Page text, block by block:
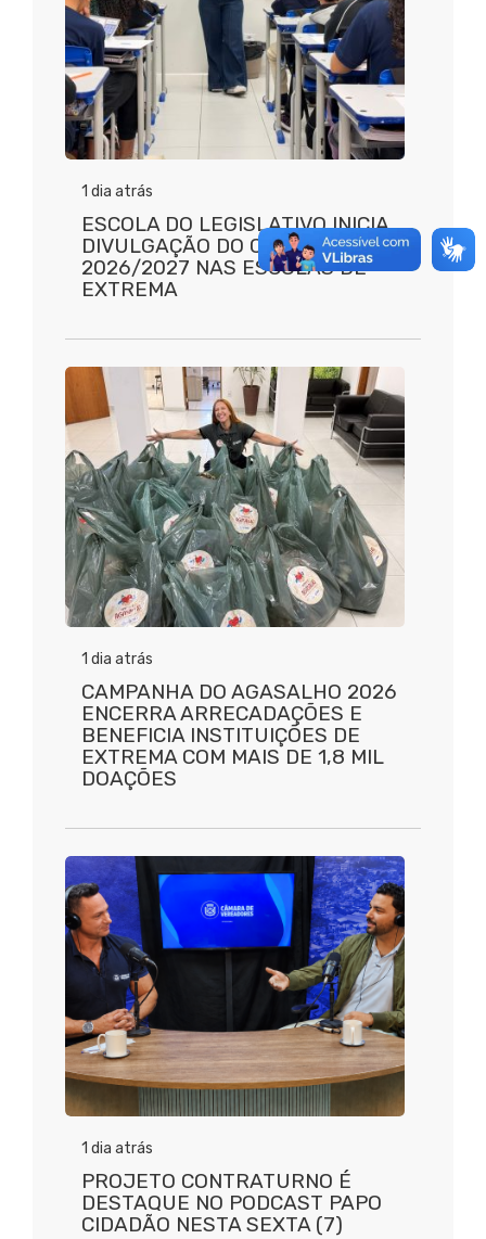
1 dia atrás
ESCOLA DO LEGISLATIVO INICIA
DIVULGAÇÃO DO CÂMARA MIRIM
2026/2027 NAS ESCOLAS DE
EXTREMA
1 dia atrás
CAMPANHA DO AGASALHO 2026
ENCERRA ARRECADAÇÕES E
BENEFICIA INSTITUIÇÕES DE
EXTREMA COM MAIS DE 1,8 MIL
DOAÇÕES
1 dia atrás
PROJETO CONTRATURNO É
DESTAQUE NO PODCAST PAPO
CIDADÃO NESTA SEXTA (7)